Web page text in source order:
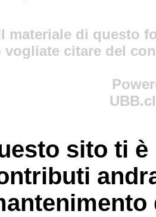
materiale di questo
vogliate citare del
sito ti